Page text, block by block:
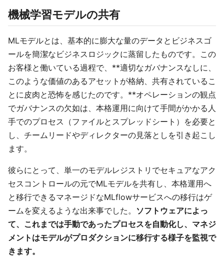
機械学習モデルの共有
MLモデルとは、基本的に膨大な量のデータとビジネスゴ
ールを簡潔なビジネスロジックに蒸留したものです。この
お客様と働いている過程で、**適切なガバナンスなしに、
このような価値のあるアセットが格納、共有されているこ
とに皮肉と恐怖を感じたのです。**オペレーションの観点
でガバナンスの欠如は、本格運用に向けて手間がかかる人
手でのプロセス（ファイルとスプレッドシート）を必要と
し、チームリードやディレクターの見落としを引き起こし
ます。
彼らにとって、単一のモデルレジストリでセキュアなアク
セスコントロールの元でMLモデルを共有し、本格運用へ
と移行できるマネージドなMLflowサービスへの移行はゲ
ームを変えるような出来事でした。 ソフトウェアによっ
て、これまでは手動であったプロセスを自動化し、マネジ
メントはモデルがプロダクションに移行する様子を監視で
きます。